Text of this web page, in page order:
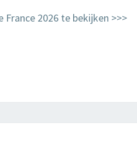
2026 te bekijken >>>